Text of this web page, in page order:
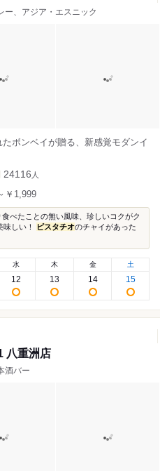
ー、アジア・エスニック
ボンベイが贈る、新感覚モダンイ
24116 人
￥1,999
べたことの無い風味、珍しいコクがク
味しい！
ピスタチオのチャイがあった
水
12
木
13
金
14
土
15
八重洲店
酒バー